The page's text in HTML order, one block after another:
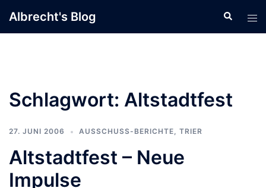
Inhalt
Albrecht's Blog Suche
Schlagwort: Altstadtfest
27. JUNI 2006 AUSSCHUSS-BERICHTE, TRIER
Altstadtfest – Neue
Impulse